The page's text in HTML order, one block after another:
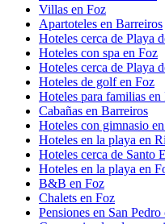
Villas en Foz
Apartoteles en Barreiros
Hoteles cerca de Playa
Hoteles con spa en Foz
Hoteles cerca de Playa
Hoteles de golf en Foz
Hoteles para familias en
Cabañas en Barreiros
Hoteles con gimnasio
Hoteles en la playa en
Hoteles cerca de Santo
Hoteles en la playa en
B&B en Foz
Chalets en Foz
Pensiones en San